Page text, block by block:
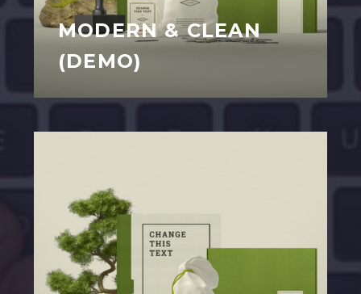
MODERN & CLEAN
(DEMO)